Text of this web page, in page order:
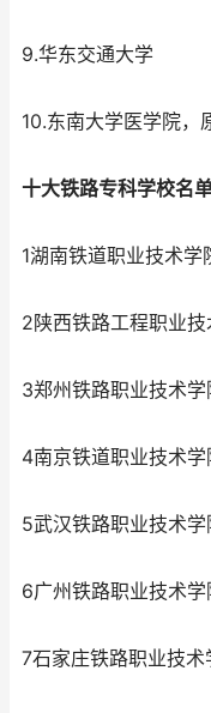
9.华东交通大学
10.东南大学医学院，
十大铁路专科学校名
1湖南铁道职业技术学
2陕西铁路工程职业
3郑州铁路职业技术
4南京铁道职业技术
5武汉铁路职业技术
6广州铁路职业技术
7石家庄铁路职业技